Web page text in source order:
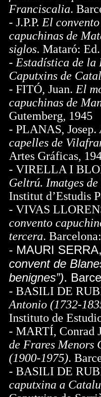
Franciscalia.
- J.P.P. El
capuchinas de
siglos. Mataró:
- Estadística de la
Caputxins de
- FITÓ, Juan. El
capuchinas de
Gutemberg, 1945
- PLANAS, Josep.
capelles de
Artes Gráficas,
- VIRELLA I
Geltrú. Imatges
Institut d’Estudis
- VIVAS
convento
tercera.
- MAURI
convent de
benignes”).
- BASILI DE
Antonio (1732-
Instituto de
- MARTÍ, Conrad
de Frares Menors
(1900-1975).
- BASILI DE
caputxina a